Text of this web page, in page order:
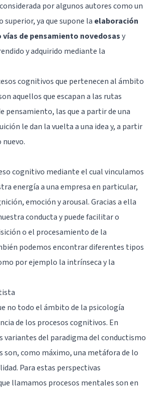
por algunos autores como un
ya que supone la elaboración
de pensamiento novedosasy
y adquirido mediante la
cognitivos que pertenecen al ámbito
aquellos que escapan a las rutas
pensamiento, las que a partir de una
le dan la vuelta a una idea y, a partir
nuevo.
cognitivo mediante el cual vinculamos
energía a una empresa en particular,
emoción y arousal. Gracias a ella
conducta y puede facilitar o
o el procesamiento de la
podemos encontrar diferentes tipos
por ejemplo la intrínseca y la
no todo el ámbito de la psicología
de los procesos cognitivos. En
variantes del paradigma del conductismo
son, como máximo, una metáfora de lo
Para estas perspectivas
llamamos procesos mentales son en